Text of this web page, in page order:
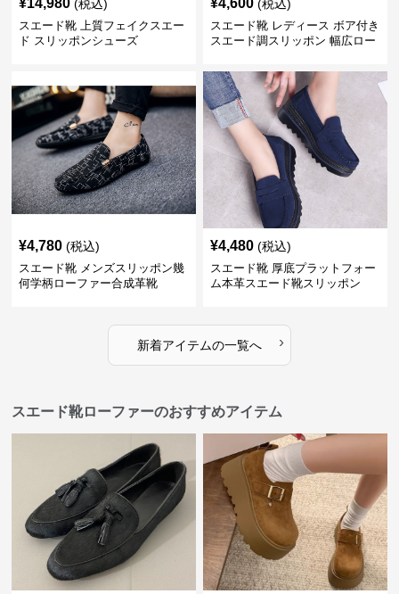
¥14,980 (税込)
スエード靴 上質フェイクスエー
ド スリッポンシューズ
¥4,600 (税込)
スエード靴 レディース ボア付き
スエード調スリッポン 幅広ロー
¥4,780 (税込)
スエード靴 メンズスリッポン幾
何学柄ローファー合成革靴
¥4,480 (税込)
スエード靴 厚底プラットフォー
ム本革スエード靴スリッポン
新着アイテムの一覧へ ›
スエード靴ローファーのおすすめアイテム